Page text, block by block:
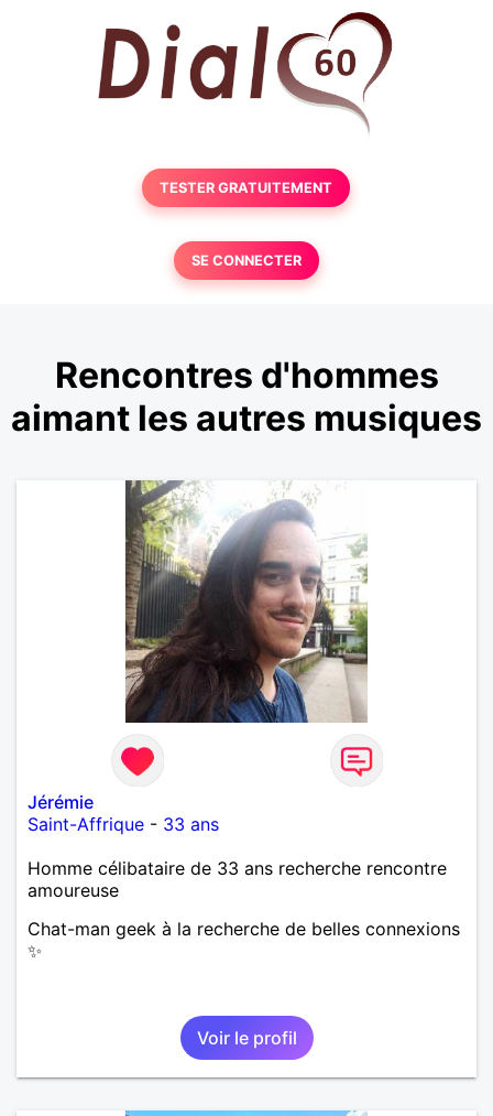
TESTER GRATUITEMENT
SE CONNECTER
Rencontres d'hommes
aimant les autres musiques
Jérémie
Saint-Affrique - 33 ans
Homme célibataire de 33 ans recherche rencontre
amoureuse
Chat-man geek à la recherche de belles connexions
✨
Voir le profil